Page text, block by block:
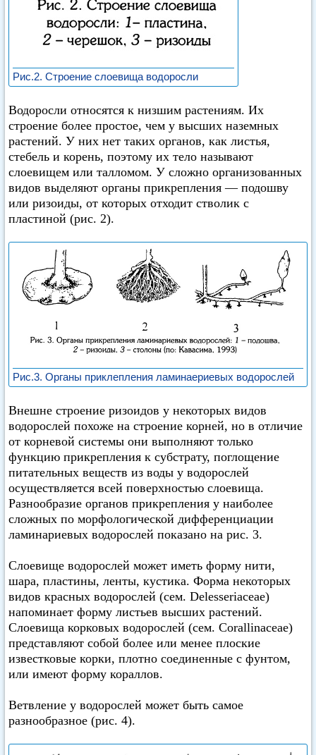
Рис.2. Строение слоевища водоросли
Водоросли относятся к низшим растениям. Их
строение более простое, чем у высших наземных
растений. У них нет таких органов, как листья,
стебель и корень, поэтому их тело называют
слоевищем или талломом. У сложно организованных
видов выделяют органы прикрепления — подошву
или ризоиды, от которых отходит стволик с
пластиной (рис. 2).
Рис.3. Органы приклепления ламинаериевых водорослей
Внешне строение ризоидов у некоторых видов
водорослей похоже на строение корней, но в отличие
от корневой системы они выполняют только
функцию прикрепления к субстрату, поглощение
питательных веществ из воды у водорослей
осуществляется всей поверхностью слоевища.
Разнообразие органов прикрепления у наиболее
сложных по морфологической дифференциации
ламинариевых водорослей показано на рис. 3.
Слоевище водорослей может иметь форму нити,
шара, пластины, ленты, кустика. Форма некоторых
видов красных водорослей (сем. Delesseriaceae)
напоминает форму листьев высших растений.
Слоевища корковых водорослей (сем. Corallinaceae)
представляют собой более или менее плоские
известковые корки, плотно соединенные с фунтом,
или имеют форму кораллов.
Ветвление у водорослей может быть самое
разнообразное (рис. 4).